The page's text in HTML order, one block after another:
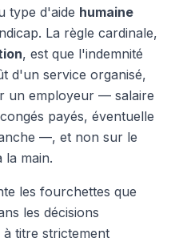
type d'aide humaine
La règle cardinale,
, est que l'indemnité
d'un service organisé,
un employeur — salaire
payés, éventuelle
—, et non sur le
la main.
les fourchettes que
les décisions
à titre strictement